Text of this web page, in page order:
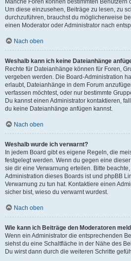
Manche Foren können bestimmten
Um diese einzusehen, Beiträge zu lesen, zu
durchzuführen, brauchst du möglicherweise
einen Moderator oder Administrator nach
Nach oben
Weshalb kann ich keine Dateianhänge
Rechte für Dateianhänge können für Foren,
vergeben werden. Die Board-Administration
erlaubt, Dateianhänge in dem Forum
verfassen möchtest, oder nur bestimmte
Du kannst einen Administrator kontaktieren,
du keine Dateianhänge anfügen kannst.
Nach oben
Weshalb wurde ich verwarnt?
In jedem Board gibt es eigene Regeln, die
festgelegt werden. Wenn du gegen eine
sie dir eine Verwarnung erteilen. Bitte
Administration dieses Boards ist und phpBB
Verwarnung zu tun hat. Kontaktiere einen
sicher bist, wieso du verwarnt wurdest.
Nach oben
Wie kann ich Beiträge den Moderatoren
Wenn ein Administrator die entsprechenden
siehst du eine Schaltfläche in der Nähe des
Du wirst dann durch die weiteren Schritte